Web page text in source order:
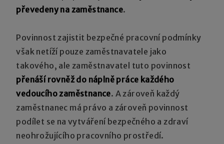
převedeny na zaměstnance.
Povinnost zajistit bezpečné pracovní podmínky
však netíží pouze zaměstnavatele jako
takového, ale zaměstnavatel tuto povinnost
přenáší rovněž do náplně práce každého
vedoucího zaměstnance. A zároveň každý
zaměstnanec má právo a zároveň povinnost
podílet se na vytváření bezpečného a zdraví
neohrožujícího pracovního prostředí.